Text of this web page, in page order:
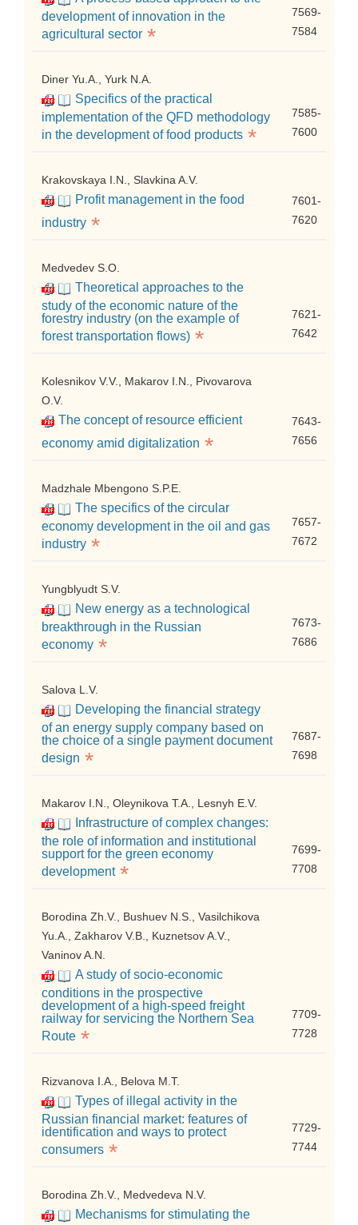
development of innovation in the
agricultural sector *
7569-
7584
Diner Yu.A., Yurk N.A.
Specifics of the practical
implementation of the QFD methodology
in the development of food products *
7585-
7600
Krakovskaya I.N., Slavkina A.V.
Profit management in the food
industry *
7601-
7620
Medvedev S.O.
Theoretical approaches to the
study of the economic nature of the
forestry industry (on the example of
forest transportation flows) *
7621-
7642
Kolesnikov V.V., Makarov I.N., Pivovarova
O.V.
The concept of resource efficient
economy amid digitalization *
7643-
7656
Madzhale Mbengono S.P.E.
The specifics of the circular
economy development in the oil and gas
industry *
7657-
7672
Yungblyudt S.V.
New energy as a technological
breakthrough in the Russian
economy *
7673-
7686
Salova L.V.
Developing the financial strategy
of an energy supply company based on
the choice of a single payment document
design *
7687-
7698
Makarov I.N., Oleynikova T.A., Lesnyh E.V.
Infrastructure of complex changes:
the role of information and institutional
support for the green economy
development *
7699-
7708
Borodina Zh.V., Bushuev N.S., Vasilchikova
Yu.A., Zakharov V.B., Kuznetsov A.V.,
Vaninov A.N.
A study of socio-economic
conditions in the prospective
development of a high-speed freight
railway for servicing the Northern Sea
Route *
7709-
7728
Rizvanova I.A., Belova M.T.
Types of illegal activity in the
Russian financial market: features of
identification and ways to protect
consumers *
7729-
7744
Borodina Zh.V., Medvedeva N.V.
Mechanisms for stimulating the